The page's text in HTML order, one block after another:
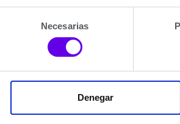
consentimiento
Necesarias
Denegar